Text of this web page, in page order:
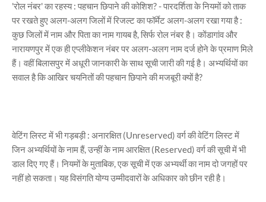
'रोल नंबर' का रहस्य : पहचान छिपाने की कोशिश? - पारदर्शिता के नियमों को ताक
पर रखते हुए अलग-अलग जिलों में रिजल्ट का फॉर्मेट अलग-अलग रखा गया है :
कुछ जिलों में नाम और पिता का नाम गायब है, सिर्फ रोल नंबर है। कोंडागांव और
नारायणपुर में एक ही एप्लीकेशन नंबर पर अलग-अलग नाम दर्ज होने के प्रमाण मिले
हैं। वहीं बिलासपुर में अधूरी जानकारी के साथ सूची जारी की गई है। अभ्यर्थियों का
सवाल है कि आखिर चयनितों की पहचान छिपाने की मजबूरी क्यों है?
वेटिंग लिस्ट में भी गड़बड़ी : अनारक्षित (Unreserved) वर्ग की वेटिंग लिस्ट में
जिन अभ्यर्थियों के नाम हैं, उन्हीं के नाम आरक्षित (Reserved) वर्ग की सूची में भी
डाल दिए गए हैं। नियमों के मुताबिक, एक सूची में एक अभ्यर्थी का नाम दो जगहों पर
नहीं हो सकता। यह विसंगति योग्य उम्मीदवारों के अधिकार को छीन रही है।